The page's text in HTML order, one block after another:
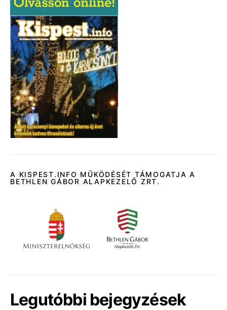
A KISPEST.INFO MŰKÖDÉSÉT TÁMOGATJA A
BETHLEN GÁBOR ALAPKEZELŐ ZRT.
Legutóbbi bejegyzések